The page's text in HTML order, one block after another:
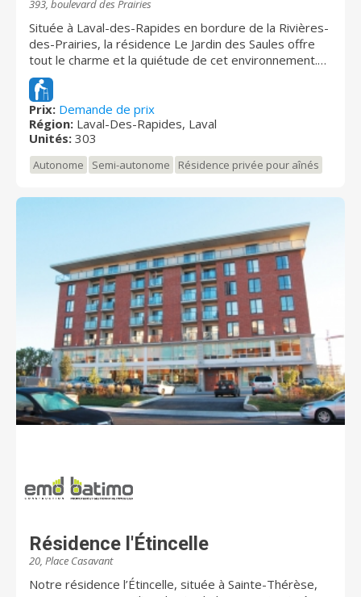
393, boulevard des Prairies
Située à Laval-des-Rapides en bordure de la Rivières-
des-Prairies, la résidence Le Jardin des Saules offre
tout le charme et la quiétude de cet environnement.
Elle accueille les aînés autonomes et semi-autonomes
à la recherche d'un milieu de vie paisible et de
services.
Prix: Demande de prix
Région: Laval-Des-Rapides, Laval
Unités: 303
Autonome Semi-autonome Résidence privée pour aînés
Résidence l'Étincelle
20, Place Casavant
Notre résidence l’Étincelle, située à Sainte-Thérèse,